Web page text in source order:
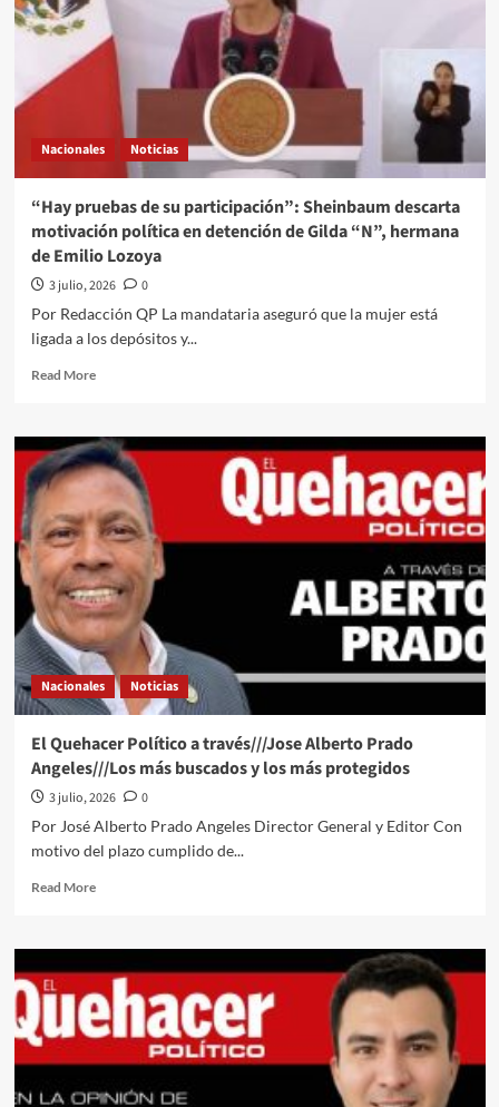
Nacionales Noticias
“Hay pruebas de su participación”: Sheinbaum descarta
motivación política en detención de Gilda “N”, hermana
de Emilio Lozoya
3 julio, 2026
0
Por Redacción QP La mandataria aseguró que la mujer está
ligada a los depósitos y...
Read MoreRead
“Hay
pruebas
de
su
participación”:
Sheinbaum
descarta
motivación
política
en
detención
de
Gilda
“N”,
de
Emilio
Lozoya
Nacionales Noticias
El Quehacer Político a través///Jose Alberto Prado
Angeles///Los más buscados y los más protegidos
3 julio, 2026
0
Por José Alberto Prado Angeles Director General y Editor Con
motivo del plazo cumplido de...
Read MoreRead
El
Quehacer
Político
a
través///Jose
Angeles///Los